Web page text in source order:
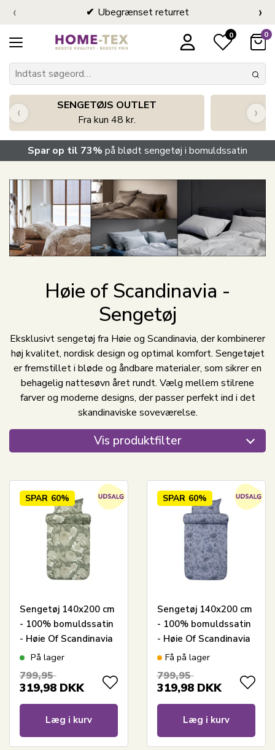
Ubegrænset returret
‹ ›
0 0
SENGETØJS OUTLET
Fra kun 48 kr.
‹ ›
Spar op til 73% på blødt sengetøj i bomuldssatin
Høie of Scandinavia -
Sengetøj
Eksklusivt sengetøj fra Høie og Scandinavia, der kombinerer
høj kvalitet, nordisk design og optimal komfort. Sengetøjet
er fremstillet i bløde og åndbare materialer, som sikrer en
behagelig nattesøvn året rundt. Vælg mellem stilrene
farver og moderne designs, der passer perfekt ind i det
skandinaviske soveværelse.
Vis produktfilter
SPAR 60%
Sengetøj 140x200 cm
- 100% bomuldssatin
- Høie Of Scandinavia
- Isabell Dæmpet
På lager
799,95
319,98 DKK
Læg i kurv
SPAR 60%
Sengetøj 140x200 cm
- 100% bomuldssatin
- Høie Of Scandinavia
- Mille Denim Blå
Få på lager
799,95
319,98 DKK
Læg i kurv